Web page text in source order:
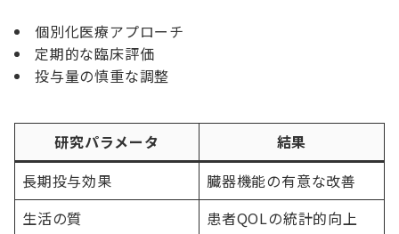
個別化医療アプローチ
定期的な臨床評価
投与量の慎重な調整
研究パラメータ
結果
長期投与効果
臓器機能の有意な改善
生活の質
患者QOLの統計的向上